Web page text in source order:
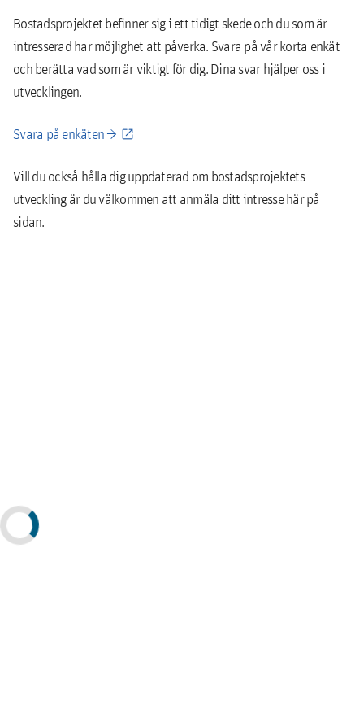
Bostadsprojektet befinner sig i ett tidigt skede och du som är
intresserad har möjlighet att påverka. Svara på vår korta enkät
och berätta vad som är viktigt för dig. Dina svar hjälper oss i
utvecklingen.
Svara på enkäten →
Vill du också hålla dig uppdaterad om bostadsprojektets
utveckling är du välkommen att anmäla ditt intresse här på
sidan.